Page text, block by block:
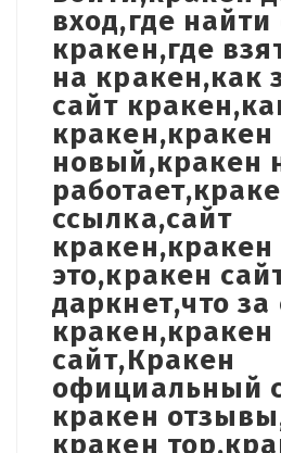
вход,где
кракен,где
на кракен,как
сайт
кракен,кракен
новый,кракен
ссылка,сайт
кракен,кракен
это,кракен
даркнет,что за
кракен,кракен
сайт,Кракен
официальный
кракен
кракен